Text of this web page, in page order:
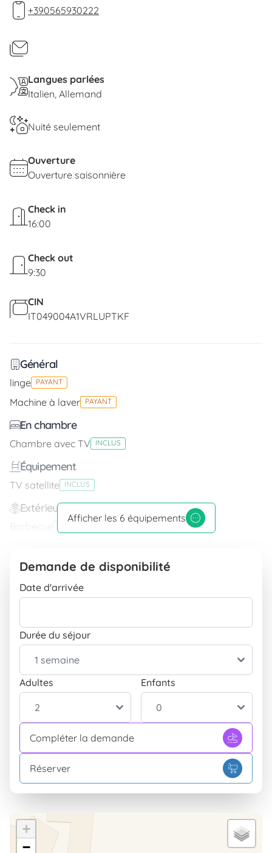
+390565930222
Langues parlées
Italien Allemand
Nuité seulement
Ouverture
Ouverture saisonnière
Check in
16:00
Check out
9:30
CIN
IT049004A1VRLUPTKF
Général
linge PAYANT
Machine à laver PAYANT
En chambre
Chambre avec TV INCLUS
Équipement
TV satellite INCLUS
Extérieur
Afficher les 6 équipements
Demande de disponibilité
Date d'arrivée
Durée du séjour
Adultes Enfants
Compléter la demande
Réserver
+
−